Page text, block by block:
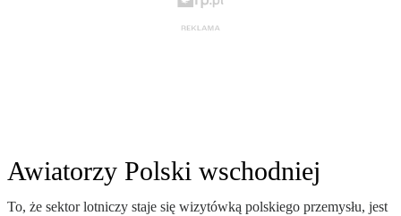
Awiatorzy Polski wschodniej
To, że sektor lotniczy staje się wizytówką polskiego przemysłu, jest